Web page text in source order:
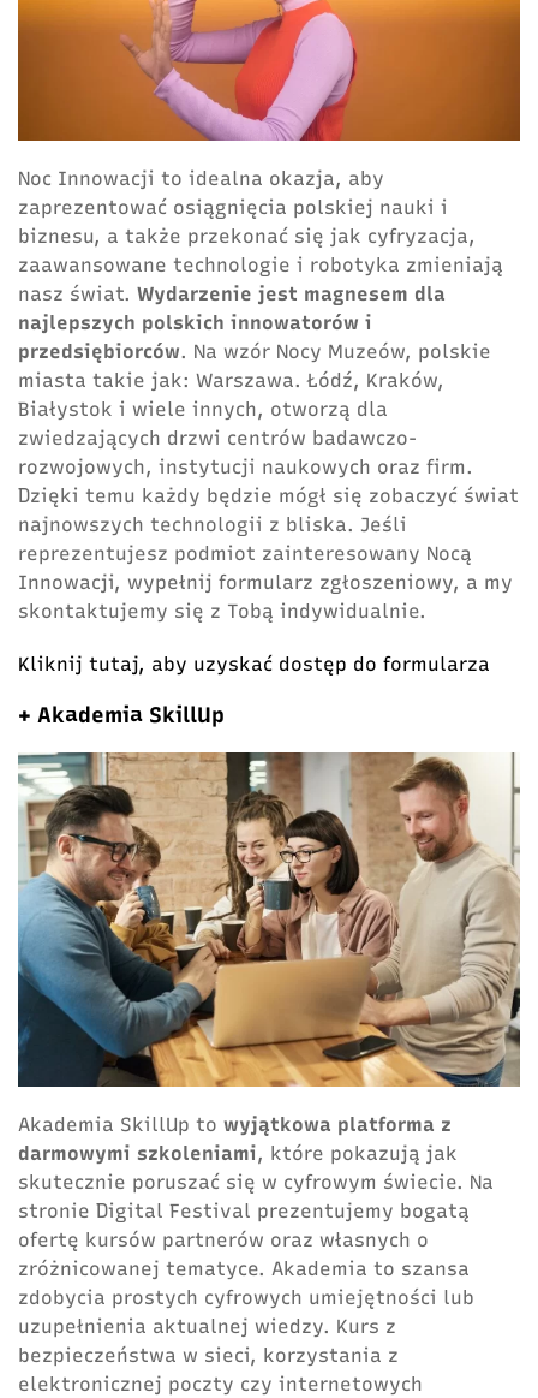
Noc Innowacji to idealna okazja, aby
zaprezentować osiągnięcia polskiej nauki i
biznesu, a także przekonać się jak cyfryzacja,
zaawansowane technologie i robotyka zmieniają
nasz świat. Wydarzenie jest magnesem dla
najlepszych polskich innowatorów i
przedsiębiorców. Na wzór Nocy Muzeów, polskie
miasta takie jak: Warszawa. Łódź, Kraków,
Białystok i wiele innych, otworzą dla
zwiedzających drzwi centrów badawczo-
rozwojowych, instytucji naukowych oraz firm.
Dzięki temu każdy będzie mógł się zobaczyć świat
najnowszych technologii z bliska. Jeśli
reprezentujesz podmiot zainteresowany Nocą
Innowacji, wypełnij formularz zgłoszeniowy, a my
skontaktujemy się z Tobą indywidualnie.
Kliknij tutaj, aby uzyskać dostęp do formularza
+ Akademia SkillUp
Akademia SkillUp to wyjątkowa platforma z
darmowymi szkoleniami, które pokazują jak
skutecznie poruszać się w cyfrowym świecie. Na
stronie Digital Festival prezentujemy bogatą
ofertę kursów partnerów oraz własnych o
zróżnicowanej tematyce. Akademia to szansa
zdobycia prostych cyfrowych umiejętności lub
uzupełnienia aktualnej wiedzy. Kurs z
bezpieczeństwa w sieci, korzystania z
elektronicznej poczty czy internetowych